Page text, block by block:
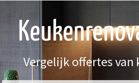
Vergelijk offertes van